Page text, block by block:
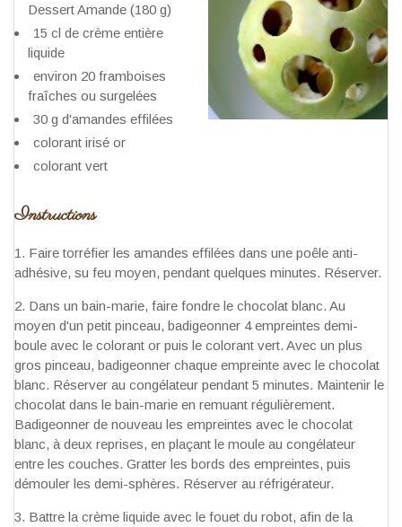
Dessert Amande (180 g)
15 cl de crème entière
liquide
environ 20 framboises
fraîches ou surgelées
30 g d'amandes effilées
colorant irisé or
colorant vert
Instructions
Faire torréfier les amandes effilées dans une poêle anti-
adhésive, su feu moyen, pendant quelques minutes. Réserver.
Dans un bain-marie, faire fondre le chocolat blanc. Au
moyen d'un petit pinceau, badigeonner 4 empreintes demi-
boule avec le colorant or puis le colorant vert. Avec un plus
gros pinceau, badigeonner chaque empreinte avec le chocolat
blanc. Réserver au congélateur pendant 5 minutes. Maintenir le
chocolat dans le bain-marie en remuant régulièrement.
Badigeonner de nouveau les empreintes avec le chocolat
blanc, à deux reprises, en plaçant le moule au congélateur
entre les couches. Gratter les bords des empreintes, puis
démouler les demi-sphères. Réserver au réfrigérateur.
Battre la crème liquide avec le fouet du robot, afin de la